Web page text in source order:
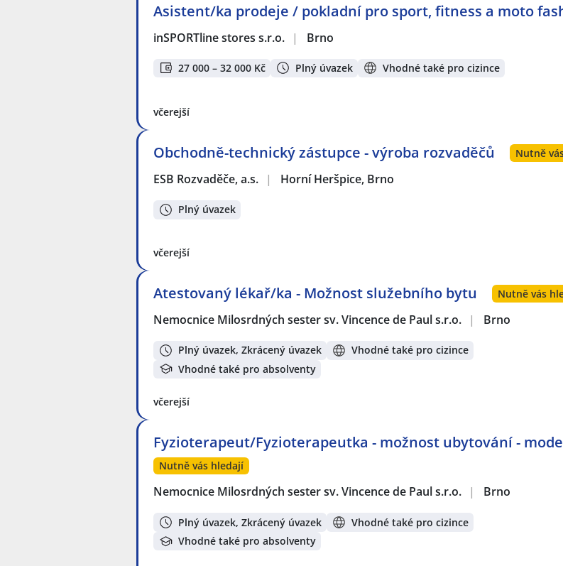
Asistent/ka prodeje / pokladní pro sport, fitness a moto
inSPORTline stores s.r.o. | Brno
27 000 – 32 000 Kč Plný úvazek Vhodné také pro cizince
včerejší
Obchodně-technický zástupce - výroba rozvaděčů Nutně
ESB Rozvaděče, a.s. | Horní Heršpice, Brno
Plný úvazek
včerejší
Atestovaný lékař/ka - Možnost služebního bytu Nutně vás
Nemocnice Milosrdných sester sv. Vincence de Paul s.r.o. | Brno
Plný úvazek, Zkrácený úvazek
Vhodné také pro cizince
Vhodné také pro absolventy
včerejší
Fyzioterapeut/Fyzioterapeutka - možnost ubytování -
Nutně vás hledají
Nemocnice Milosrdných sester sv. Vincence de Paul s.r.o. | Brno
Plný úvazek, Zkrácený úvazek
Vhodné také pro cizince
Vhodné také pro absolventy